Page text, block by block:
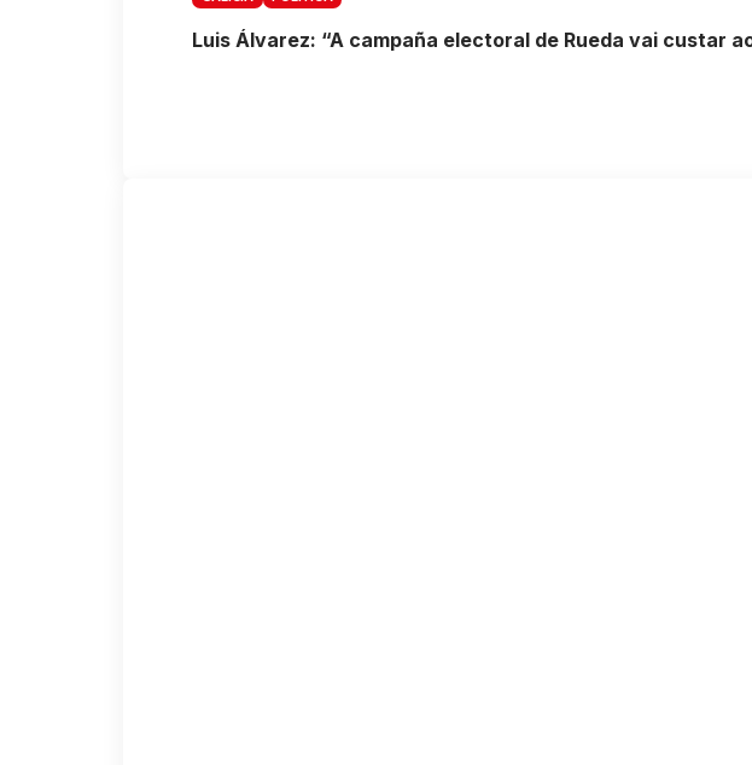
Luis Álvarez: “A campaña electoral de Rueda vai custar